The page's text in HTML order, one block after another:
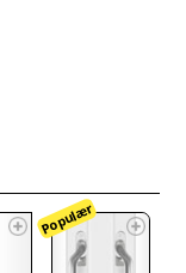
Populær